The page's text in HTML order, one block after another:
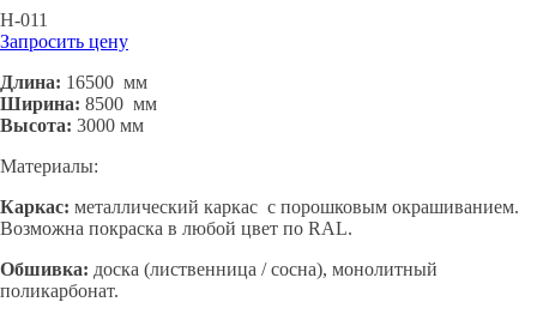
Н-011
Запросить цену
Длина: 16500 мм
Ширина: 8500 мм
Высота: 3000 мм
Материалы:
Каркас: металлический каркас с порошковым окрашиванием.
Возможна покраска в любой цвет по RAL.
Обшивка: доска (лиственница / сосна), монолитный
поликарбонат.